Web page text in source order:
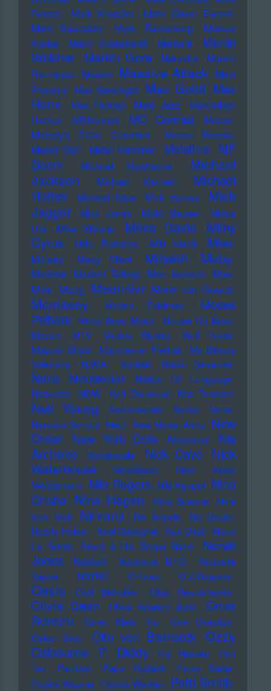
Forster
Mark Knopfler
Mark Oliver Everett
Mark Saunders
Mark Zuckerberg
Markus
Kavka
Marlo Grosshardt Marteria
Martin
Böttcher Martin Gore Marusha
Marvin
Rainwater Massiv Massive Attack Mavi
Phoenix Max Giesinger Max Goldt Max
Herre
Max Romeo Maxi Jazz
Maximilian
Hecker
MBSounds MC Conrad
Meese
Melody's Echo Chamber
Mense Reents
Mesut Özil
Metal Hammer Metallica MF
Doom
Michael Hutchence
Michael
Jackson
Michael Kemner
Michael
Rother
Michael Stipe Mick Harvey
Mick
Jagger
Mick Jones Micki Meuser
Midge
Ure
Mike Skinner Miles Davis
Miley
Cyrus
Mille Petrozza Milli Vanilli Mine
Ministry Missy Elliott Mittekill Moby
Moderat Modern Talking Moe Jacksch
Mois
Mola
Moog Moonriivr Moritz von Oswald
Morrissey Morton Feldman
Moses
Pelham
Motor Boys Motor
Mouse On Mars
Mozart
MTV Muddy Waters
Muff Potter
Muppet Show
Münchener Freiheit
My Bloody
Valentine
N.W.A. Naddel Nadin Deventer
Nana Mouskouri
Nation Of Language
Nazareth
NDW Neil Diamond Neil Tennant
Neil Young Nekromantix Nemo
Nena
Nervous Norvus Neu! New Model Army New
Order New York Dolls Newcleus
Nia
Archives
Nichtseattle Nick Cave
Nick
Waterhouse
Nickelback Nico
Nikko
Weidemann Nile Rogers Nils Keppel Nina
Chuba Nina Hagen Nina Simone
Nine
Inch Nail
Nirvana No Angels
No Doubt
Noddy Holder Noel Gallagher Noir Désir Nono
La Grinta
Noori & His Dorpa Band
Norah
Jones
Notdurft Notorious B.I.G.
Nouvelle
Vague
NSYNC O-Town O.J.Simpson
Oasis Odd Beholder Olga Reznichenko
Olivia Dean Olivia Newton John
Omar
Romero
Omer Klein Trio
One Direction
Oskar Sala
Otto von Bismarck Ozzy
Osbourne
P. Diddy P.J. Harvey
Pan
Tau
Pankow Papo Yoplack
Parov Stelar
Patrick Wagner Patrick Walden
Patti Smith